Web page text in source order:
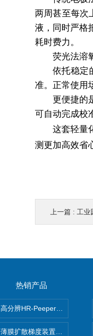
两周甚至每次
液，同时严格
耗时费力。
荧光法溶
依托稳定
准。正常使用
更便捷的
可自动完成校
这套轻量
测更加高效省
上一篇 : 工业园
热销产品
高分辨HR-Peeper采样器孔隙
薄膜扩散梯度装置 Agl DGT